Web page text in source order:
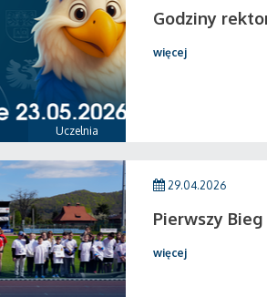
Uczelnia
Godziny
więcej
29.04.2026
Pierwszy Bieg
więcej